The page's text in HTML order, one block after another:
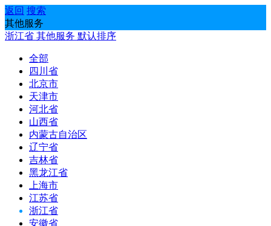
返回 搜索
其他服务
浙江省 其他服务 默认排序
全部
四川省
北京市
天津市
河北省
山西省
内蒙古自治区
辽宁省
吉林省
黑龙江省
上海市
江苏省
浙江省
安徽省